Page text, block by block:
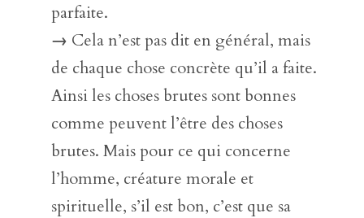
parfaite.
→ Cela n’est pas dit en général, mais
de chaque chose concrète qu’il a faite.
Ainsi les choses brutes sont bonnes
comme peuvent l’être des choses
brutes. Mais pour ce qui concerne
l’homme, créature morale et
spirituelle, s’il est bon, c’est que sa